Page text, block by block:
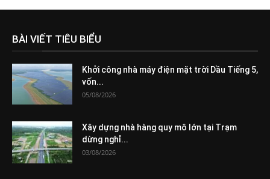
BÀI VIẾT TIÊU BIỂU
Khởi công nhà máy điện mặt trời Dầu Tiếng 5,
vốn...
05/08/2026
Xây dựng nhà hàng quy mô lớn tại Trạm
dừng nghỉ...
03/08/2026